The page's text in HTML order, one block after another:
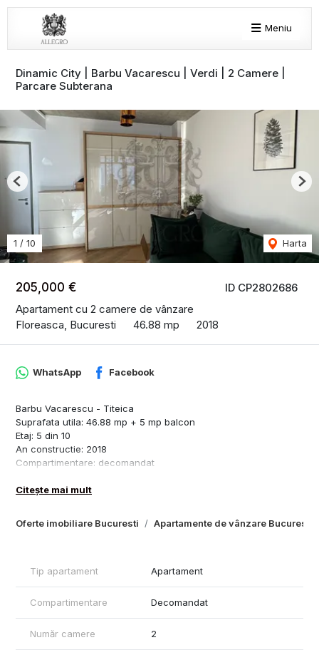
Meniu
Dinamic City | Barbu Vacarescu | Verdi | 2 Camere |
Parcare Subterana
ID CP2802686
205,000 €
Apartament cu 2 camere de vânzare
Floreasca, Bucuresti
46.88 mp 2018
1 / 10 Harta
Previous
Oferte imobiliare Bucuresti Apartamente de vânzare Bucuresti
WhatsApp Facebook
Barbu Vacarescu - Titeica
Suprafata utila: 46.88 mp + 5 mp balcon
Etaj: 5 din 10
An constructie: 2018
Compartimentare: decomandat
Stare: complet mobilat si utilat complet
Vedere: panoramica, liniste, departe de zgomotul stradal
Dormitor matrimonial generos
Balcon cu acces din living
Dotari si finisaje:
Aer conditionat
Citește mai mult
Tip apartament Apartament
Compartimentare Decomandat
Număr camere 2